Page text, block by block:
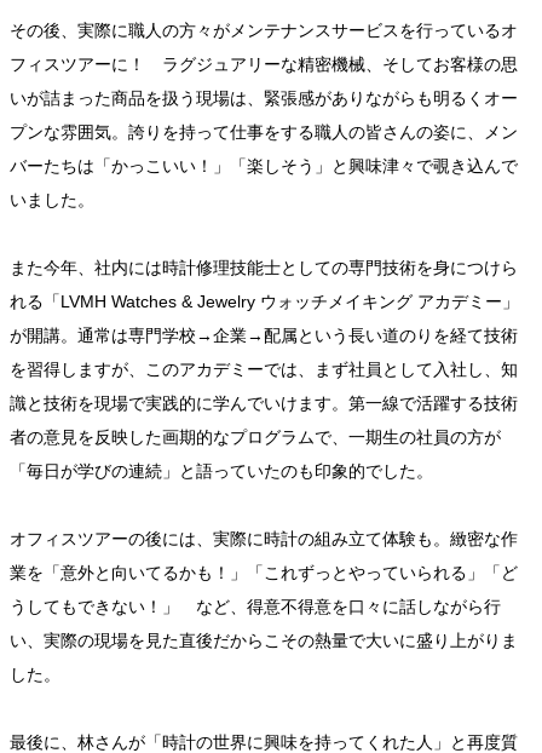
その後、実際に職人の方々がメンテナンスサービスを行っているオ
フィスツアーに！ ラグジュアリーな精密機械、そしてお客様の思
いが詰まった商品を扱う現場は、緊張感がありながらも明るくオー
プンな雰囲気。誇りを持って仕事をする職人の皆さんの姿に、メン
バーたちは「かっこいい！」「楽しそう」と興味津々で覗き込んで
いました。
また今年、社内には時計修理技能士としての専門技術を身につけら
れる「LVMH Watches & Jewelry ウォッチメイキング アカデミー」
が開講。通常は専門学校→企業→配属という長い道のりを経て技術
を習得しますが、このアカデミーでは、まず社員として入社し、知
識と技術を現場で実践的に学んでいけます。第一線で活躍する技術
者の意見を反映した画期的なプログラムで、一期生の社員の方が
「毎日が学びの連続」と語っていたのも印象的でした。
オフィスツアーの後には、実際に時計の組み立て体験も。緻密な作
業を「意外と向いてるかも！」「これずっとやっていられる」「ど
うしてもできない！」 など、得意不得意を口々に話しながら行
い、実際の現場を見た直後だからこその熱量で大いに盛り上がりま
した。
最後に、林さんが「時計の世界に興味を持ってくれた人」と再度質